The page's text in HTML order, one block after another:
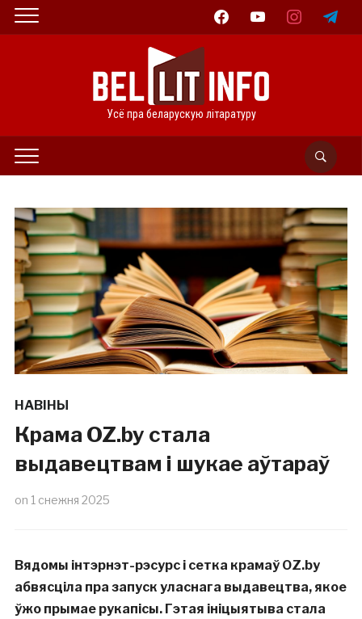
facebookyoutube instagramtelegram
Усё пра беларускую літаратуру
НАВІНЫ
Крама OZ.by стала
выдавецтвам і шукае аўтараў
on 1 снежня 2025
Вядомы інтэрнэт-рэсурс і сетка крамаў OZ.by
абвясціла пра запуск уласнага выдавецтва, якое
ўжо прымае рукапісы. Гэтая ініцыятыва стала